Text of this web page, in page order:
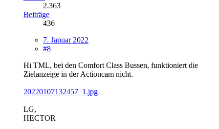
2.363
Beiträge
436
7. Januar 2022
#8
Hi TML, bei den Comfort Class Bussen, funktioniert die
Zielanzeige in der Actioncam nicht.
20220107132457_1.jpg
LG,
HECTOR